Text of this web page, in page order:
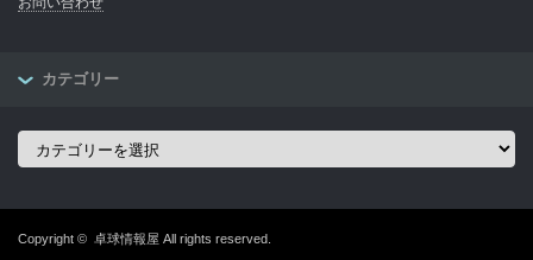
カテゴリー
カ
Copyright © 卓球情報屋 All rights reserved.